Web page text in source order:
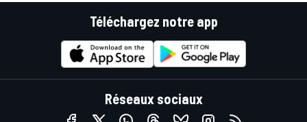
Téléchargez notre app
Réseaux sociaux